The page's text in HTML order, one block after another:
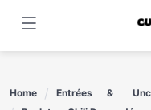
content
Home Entrées